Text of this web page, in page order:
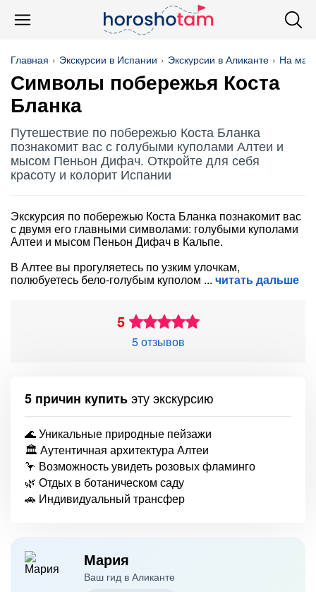
Главная Экскурсии в Испании Экскурсии в Аликанте На
Символы побережья Коста
Бланка
Путешествие по побережью Коста Бланка
познакомит вас с голубыми куполами Алтеи и
мысом Пеньон Дифач. Откройте для себя
красоту и колорит Испании
Экскурсия по побережью Коста Бланка познакомит вас
с двумя его главными символами: голубыми куполами
Алтеи и мысом Пеньон Дифач в Кальпе.
В Алтее вы прогуляетесь по узким улочкам,
полюбуетесь бело-голубым куполом читать дальше
5
5 отзывов
5 причин купитьэту экскурсию
🌊 Уникальные природные пейзажи
🏛 Аутентичная архитектура Алтеи
🦩 Возможность увидеть розовых фламинго
🌿 Отдых в ботаническом саду
🚗 Индивидуальный трансфер
Мария
Ваш гид в Аликанте